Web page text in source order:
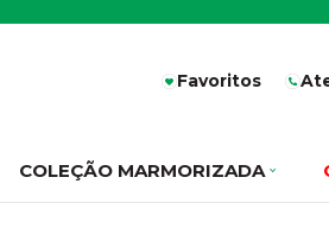
Favoritos
COLEÇÃO MARMORIZADA